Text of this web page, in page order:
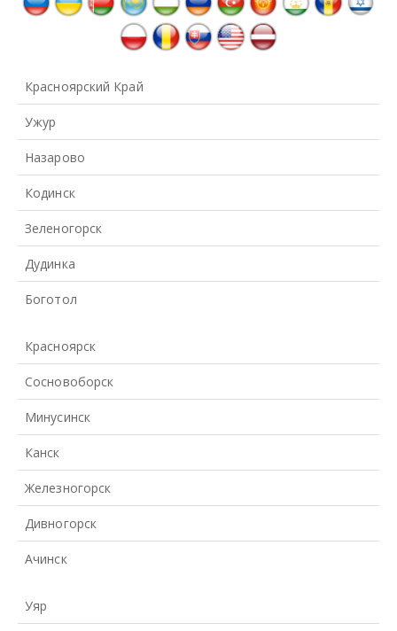
Красноярский Край
Ужур
Назарово
Кодинск
Зеленогорск
Дудинка
Боготол
Красноярск
Сосновоборск
Минусинск
Канск
Железногорск
Дивногорск
Ачинск
Уяр